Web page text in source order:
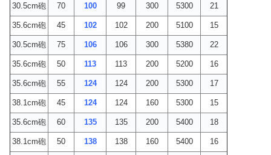
30.5cm砲 70 100 99 300 5300 21
35.6cm砲 45 102 102 200 5100 15
30.5cm砲 75 106 106 300 5380 22
35.6cm砲 50 113 113 200 5200 16
35.6cm砲 55 124 124 200 5300 17
38.1cm砲 45 124 124 160 5300 15
35.6cm砲 60 135 135 200 5400 18
38.1cm砲 50 138 138 160 5400 16